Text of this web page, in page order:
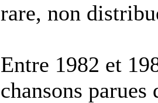
rare, non
Entre 1982 et
chansons